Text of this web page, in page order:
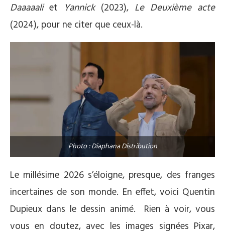
Daaaaaliet Yannick(2023), Le Deuxième acte
(2024), pour ne citer que ceux-là.
Photo : Diaphana Distribution
Le millésime 2026 s’éloigne, presque, des franges
incertaines de son monde. En effet, voici Quentin
Dupieux dans le dessin animé.
Rien à voir, vous
vous en doutez, avec les images signées Pixar,